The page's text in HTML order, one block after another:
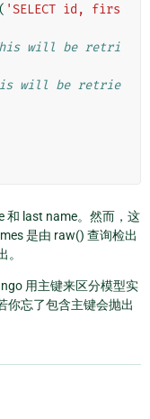
( 'SELECT id, firs
will be retri
will be retrie
和 last name。然而，这
是由 raw() 查询检出
用主键来区分模型实
你忘了包含主键会抛出